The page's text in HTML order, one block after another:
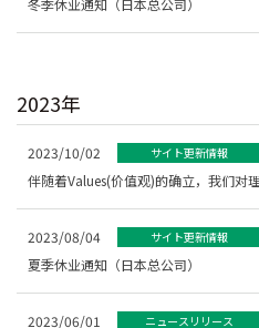
冬季休业通知（日本总公司）
2023年
2023/10/02 サイト更新情報
伴随着Values(价值观)的确立，我们对
2023/08/04 サイト更新情報
夏季休业通知（日本总公司）
2023/06/01 ニュースリリース